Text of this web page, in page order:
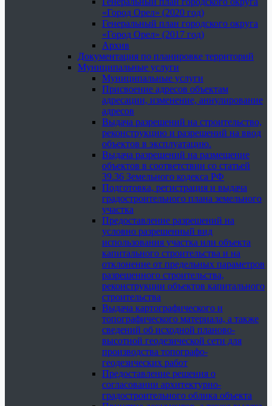
«Город Орел» (2020 год)
Генеральный план городского округа
«Город Орел» (2017 год)
Архив
Документация по планировке территорий
Муниципальные услуги
Муниципальные услуги
Присвоение адресов объектам
адресации, изменение, аннулирование
адресов
Выдача разрешений на строительство,
реконструкцию и разрешений на ввод
объектов в эксплуатацию.
Выдача разрешений на размещение
объектов в соответствии со статьей
39.36 Земельного кодекса РФ
Подготовка, регистрация и выдача
градостроительного плана земельного
участка
Предоставление разрешений на
условно разрешенный вид
использования участка или объекта
капитального строительства и на
отклонение от предельных параметров
разрешенного строительства,
реконструкции объектов капитального
строительства
Выдача картографического и
топографического материала, а также
сведений об исходной планово-
высотной геодезической сети для
производства топографо-
геодезических работ
Предоставление решения о
согласовании архитектурно-
градостроительного облика объекта